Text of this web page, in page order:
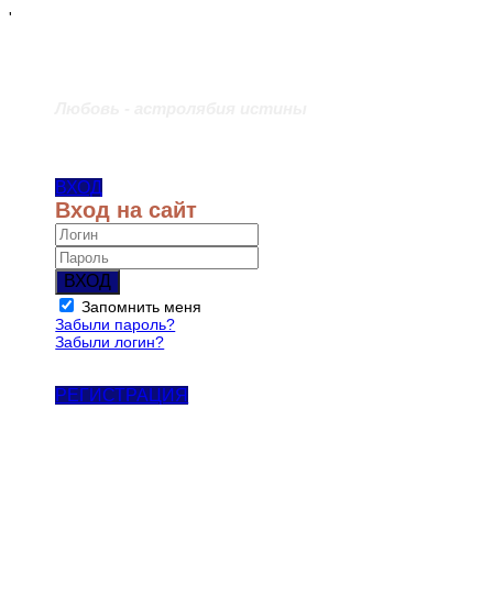
'
ВХОД
Вход на сайт
ВХОД
Запомнить меня
Забыли пароль?
Забыли логин?
РЕГИСТРАЦИЯ